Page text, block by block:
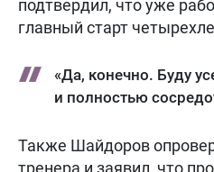
подтвердил, что уже
главный старт
«Да, конечно. Буду
и полностью
Также Шайдоров
тренера и заявил, что